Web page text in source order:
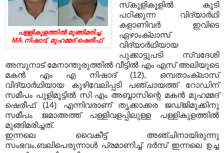
പള്ളികുളത്തില്‍ മുങ്ങിമരിച്ച
MA.നിഷാദ്‌, മുഹമ്മദ്‌ ഷെരീഫ്‌
സ്‌കൂളികൂളിൽ കൂടി
പഠിക്കുന്ന വിദ്യാർഥി
കളാണിവർ ഇവിടെ
ഏഴാംക്ലാസ്‌
വിദ്യാര്‍ഥിയായ
പുക്കാട്ടുപടി സ്വദേശി
അമ്പുനാട്‌ മേനാന്തുരുത്തില്‍ വീട്ടില്‍ എം എസ്‌ അലിയുടെ
മകന്‍ എം എ നിഷാദ്‌ (12), ഒമ്പതാംക്ലാസ്‌
വിദ്യാര്‍ഥിയായ കുഴിവേലിപ്പടി പഞ്ചായത്ത്‌ റോഡിന്‌
സമീപം പുളിമൂട്ടില്‍ സി എം അബ്ബാസിന്റെ മകന്‍ മുഹമ്മദ്‌
ഷെരീഫ്‌ (14) എന്നിവരാണ്‌ തൃക്കാക്കര ജഡ്‌ജിമുക്കിനു
സമീപം ജമാഅത്ത്‌ പള്ളിവളപ്പിലുള്ള പള്ളികുളത്തില്‍
മുങ്ങിമരിച്ചത്‌.
ഇന്നലെ വൈകീട്ട്‌ അഞ്ചിനായിരുന്നു
സംഭവം.ബലിപെരുന്നാള്‍ പ്രമാണിച്ച് ദര്‍സ് ഇന്നലെ ഉച്ച